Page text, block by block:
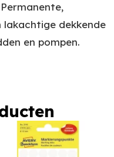
dekkende
en pompen.